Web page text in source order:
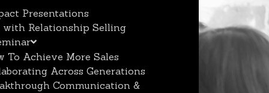
Presentations
Relationship Selling
To Achieve More Sales
Across Generations
Communication &